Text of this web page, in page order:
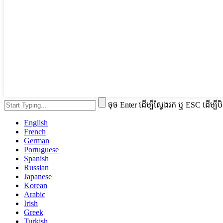
ចុច Enter ដើម្បីស្វែងរក ឬ ESC ដើម្បី
English
French
German
Portuguese
Spanish
Russian
Japanese
Korean
Arabic
Irish
Greek